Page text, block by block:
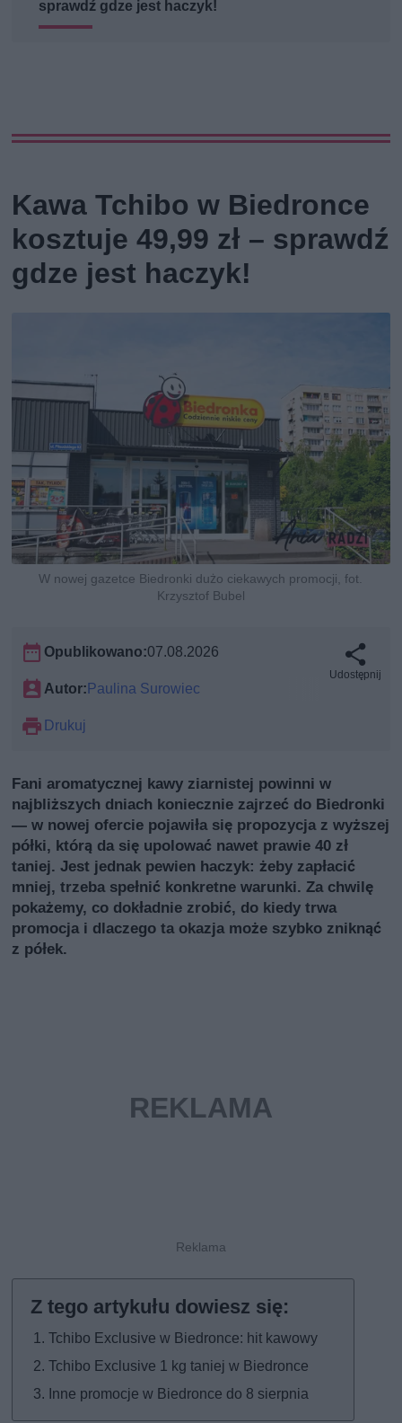
sprawdź gdze jest haczyk!
Kawa Tchibo w Biedronce
kosztuje 49,99 zł – sprawdź
gdze jest haczyk!
W nowej gazetce Biedronki dużo ciekawych promocji, fot.
Krzysztof Bubel
Opublikowano:07.08.2026
Autor: Paulina Surowiec
Drukuj
Udostępnij
Fani aromatycznej kawy ziarnistej powinni w
najbliższych dniach koniecznie zajrzeć do Biedronki
— w nowej ofercie pojawiła się propozycja z wyższej
półki, którą da się upolować nawet prawie 40 zł
taniej. Jest jednak pewien haczyk: żeby zapłacić
mniej, trzeba spełnić konkretne warunki. Za chwilę
pokażemy, co dokładnie zrobić, do kiedy trwa
promocja i dlaczego ta okazja może szybko zniknąć
z półek.
Tchibo Exclusive w Biedronce: hit kawowy
Tchibo Exclusive 1 kg taniej w Biedronce
Inne promocje w Biedronce do 8 sierpnia